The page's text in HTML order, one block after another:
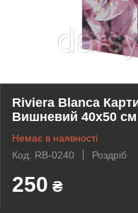
Riviera Blanca
Вишневий 40x50 см
Немає в наявності
Код: RB-0240
Роздріб
250 ₴